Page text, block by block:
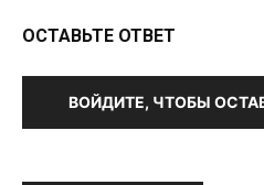
ОСТАВЬТЕ ОТВЕТ
ВОЙДИТЕ, ЧТОБЫ